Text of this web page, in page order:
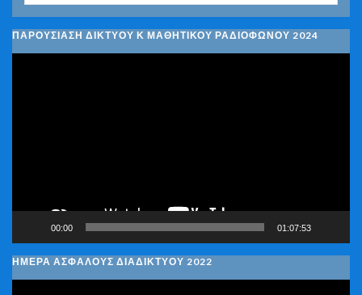
ΠΑΡΟΥΣΙΑΣΗ ΔΙΚΤΥΟΥ Κ ΜΑΘΗΤΙΚΟΥ ΡΑΔΙΟΦΩΝΟΥ 2024
00:00 01:07:53
ΗΜΕΡΑ ΑΣΦΑΛΟΥΣ ΔΙΑΔΙΚΤΥΟΥ 2022